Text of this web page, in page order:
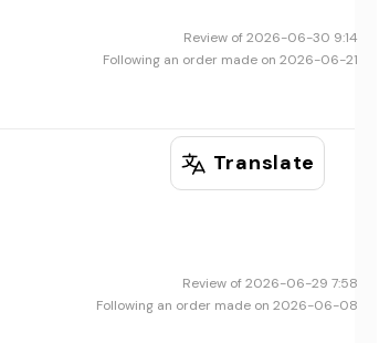
Review of 2026-06-30 9:14
Following an order made on 2026-06-21
Translate
Review of 2026-06-29 7:58
Following an order made on 2026-06-08